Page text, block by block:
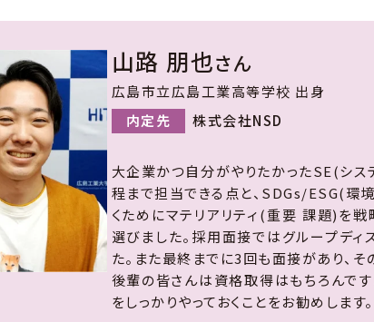
山路 朋也さん
広島市立広島工業高等学校 出身
内定先
株式会社NSD
大企業かつ自分がやりたかったSE(シス
程まで担当できる点と、SDGs/ESG(環
くためにマテリアリティ(重要 課題)を
選びました。採用面接ではグループディ
た。また最終までに3回も面接があり、
後輩の皆さんは資格取得はもちろんで
をしっかりやっておくことをお勧めします。